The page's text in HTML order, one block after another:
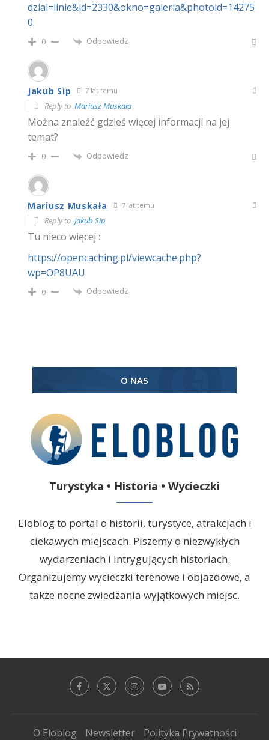
dzial=linie&id=2330&okno=galeria&photoid=14275
0
0 Odpowiedz
Jakub Sip 7 lat temu
Reply to Mariusz Muskała
Można znaleźć gdzieś więcej informacji na jej
temat?
0 Odpowiedz
Mariusz Muskała 7 lat temu
Reply to Jakub Sip
Tu nieco więcej :
https://opencaching.pl/viewcache.php?
wp=OP8UAU
0 Odpowiedz
O NAS
Turystyka • Historia • Wycieczki
Eloblog to portal o historii, turystyce, atrakcjach i
ciekawych miejscach. Piszemy o niezwykłych
wydarzeniach i intrygujących historiach.
Organizujemy wycieczki terenowe i objazdowe, a
także nocne zwiedzania wyjątkowych miejsc.
O Eloblog Newsletter Polityka Prywatności